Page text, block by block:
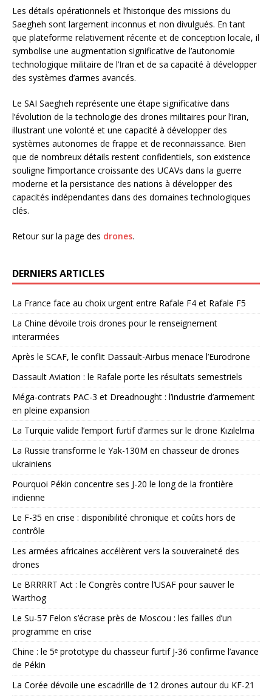
Les détails opérationnels et l’historique des missions du
Saegheh sont largement inconnus et non divulgués. En tant
que plateforme relativement récente et de conception locale, il
symbolise une augmentation significative de l’autonomie
technologique militaire de l’Iran et de sa capacité à développer
des systèmes d’armes avancés.
Le SAI Saegheh représente une étape significative dans
l’évolution de la technologie des drones militaires pour l’Iran,
illustrant une volonté et une capacité à développer des
systèmes autonomes de frappe et de reconnaissance. Bien
que de nombreux détails restent confidentiels, son existence
souligne l’importance croissante des UCAVs dans la guerre
moderne et la persistance des nations à développer des
capacités indépendantes dans des domaines technologiques
clés.
Retour sur la page des drones.
DERNIERS ARTICLES
La France face au choix urgent entre Rafale F4 et Rafale F5
La Chine dévoile trois drones pour le renseignement
interarmées
Après le SCAF, le conflit Dassault-Airbus menace l’Eurodrone
Dassault Aviation : le Rafale porte les résultats semestriels
Méga-contrats PAC-3 et Dreadnought : l’industrie d’armement
en pleine expansion
La Turquie valide l’emport furtif d’armes sur le drone Kızılelma
La Russie transforme le Yak-130M en chasseur de drones
ukrainiens
Pourquoi Pékin concentre ses J-20 le long de la frontière
indienne
Le F-35 en crise : disponibilité chronique et coûts hors de
contrôle
Les armées africaines accélèrent vers la souveraineté des
drones
Le BRRRRT Act : le Congrès contre l’USAF pour sauver le
Warthog
Le Su-57 Felon s’écrase près de Moscou : les failles d’un
programme en crise
Chine : le 5ᵉ prototype du chasseur furtif J-36 confirme l’avance
de Pékin
La Corée dévoile une escadrille de 12 drones autour du KF-21